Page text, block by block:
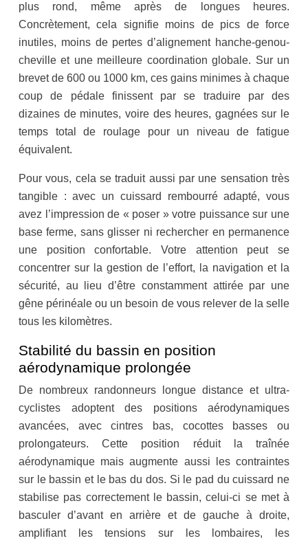
plus rond, même après de longues heures.
Concrètement, cela signifie moins de pics de force
inutiles, moins de pertes d’alignement hanche-genou-
cheville et une meilleure coordination globale. Sur un
brevet de 600 ou 1000 km, ces gains minimes à chaque
coup de pédale finissent par se traduire par des
dizaines de minutes, voire des heures, gagnées sur le
temps total de roulage pour un niveau de fatigue
équivalent.
Pour vous, cela se traduit aussi par une sensation très
tangible : avec un cuissard rembourré adapté, vous
avez l’impression de « poser » votre puissance sur une
base ferme, sans glisser ni rechercher en permanence
une position confortable. Votre attention peut se
concentrer sur la gestion de l’effort, la navigation et la
sécurité, au lieu d’être constamment attirée par une
gêne périnéale ou un besoin de vous relever de la selle
tous les kilomètres.
Stabilité du bassin en position
aérodynamique prolongée
De nombreux randonneurs longue distance et ultra-
cyclistes adoptent des positions aérodynamiques
avancées, avec cintres bas, cocottes basses ou
prolongateurs. Cette position réduit la traînée
aérodynamique mais augmente aussi les contraintes
sur le bassin et le bas du dos. Si le pad du cuissard ne
stabilise pas correctement le bassin, celui-ci se met à
basculer d’avant en arrière et de gauche à droite,
amplifiant les tensions sur les lombaires, les